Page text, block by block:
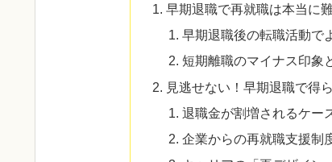
早期退職で再就職は本当に
早期退職後の転職活動で
短期離職のマイナス印象
見逃せない！早期退職で得
退職金が割増されるケー
企業からの再就職支援制